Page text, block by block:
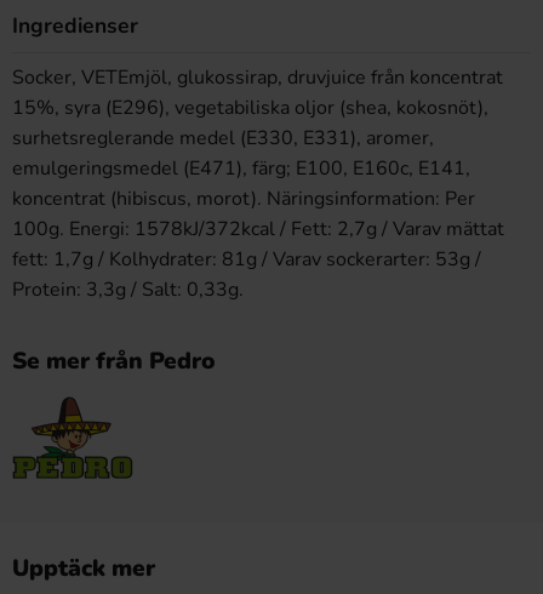
Ingredienser
Socker, VETEmjöl, glukossirap, druvjuice från koncentrat
15%, syra (E296), vegetabiliska oljor (shea, kokosnöt),
surhetsreglerande medel (E330, E331), aromer,
emulgeringsmedel (E471), färg; E100, E160c, E141,
koncentrat (hibiscus, morot). Näringsinformation: Per
100g. Energi: 1578kJ/372kcal / Fett: 2,7g / Varav mättat
fett: 1,7g / Kolhydrater: 81g / Varav sockerarter: 53g /
Protein: 3,3g / Salt: 0,33g.
Se mer från Pedro
Upptäck mer